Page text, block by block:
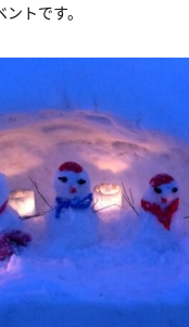
トです。